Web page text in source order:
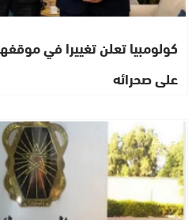
كولومبيا تعلن تغييرا في
على صحرائه
جهات